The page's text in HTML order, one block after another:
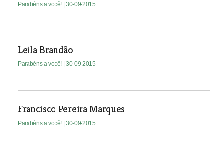
Parabéns a você! | 30-09-2015
Leila Brandão
Parabéns a você! | 30-09-2015
Francisco Pereira Marques
Parabéns a você! | 30-09-2015